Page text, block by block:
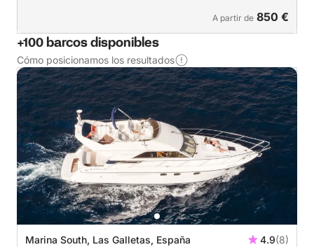
A partir de 850 €
+100 barcos disponibles
Cómo posicionamos los resultados
Marina South, Las Galletas, España 4.9(8)